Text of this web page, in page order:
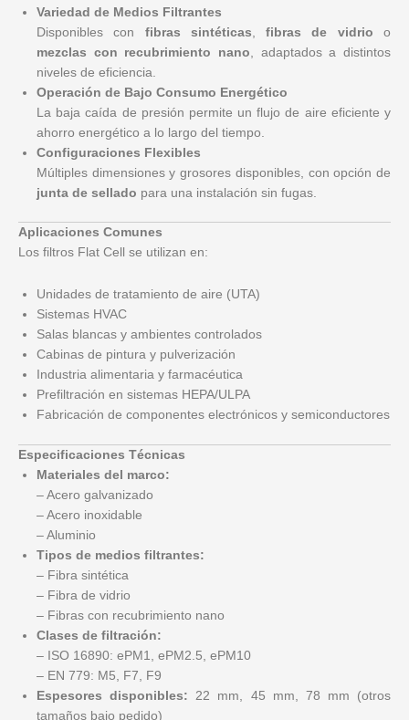
Variedad de Medios Filtrantes
Disponibles con fibras sintéticas ,fibras de vidrio o
mezclas con recubrimiento nano , adaptados a distintos
niveles de eficiencia.
Operación de Bajo Consumo Energético
La baja caída de presión permite un flujo de aire eficiente y
ahorro energético a lo largo del tiempo.
Configuraciones Flexibles
Múltiples dimensiones y grosores disponibles, con opción de
junta de sellado para una instalación sin fugas.
Aplicaciones Comunes
Los filtros Flat Cell se utilizan en:
Unidades de tratamiento de aire (UTA)
Sistemas HVAC
Salas blancas y ambientes controlados
Cabinas de pintura y pulverización
Industria alimentaria y farmacéutica
Prefiltración en sistemas HEPA/ULPA
Fabricación de componentes electrónicos y semiconductores
Especificaciones Técnicas
Materiales del marco:
– Acero galvanizado
– Acero inoxidable
– Aluminio
Tipos de medios filtrantes:
– Fibra sintética
– Fibra de vidrio
– Fibras con recubrimiento nano
Clases de filtración:
– ISO 16890: ePM1, ePM2.5, ePM10
– EN 779: M5, F7, F9
Espesores disponibles: 22 mm, 45 mm, 78 mm (otros
tamaños bajo pedido)